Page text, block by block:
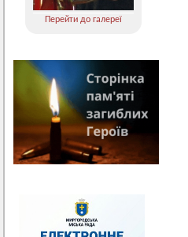
Перейти до галереї